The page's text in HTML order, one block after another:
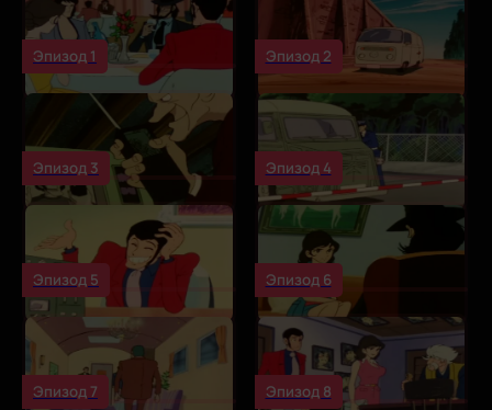
Эпизод 1 Эпизод 2
Эпизод 3 Эпизод 4
Эпизод 5 Эпизод 6
Эпизод 7 Эпизод 8